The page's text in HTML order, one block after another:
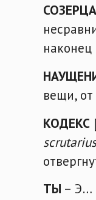
наконец
вещи,
КОДЕКС
ТЫ – Э…